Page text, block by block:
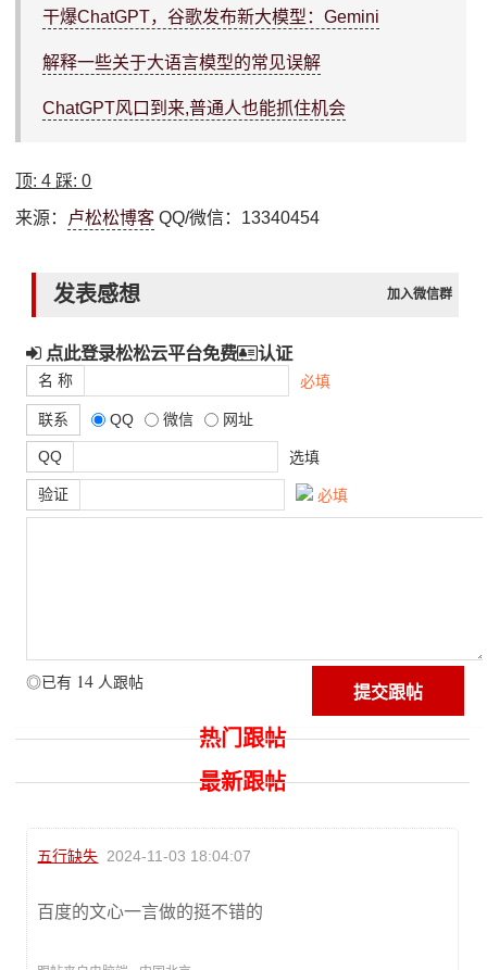
干爆ChatGPT，谷歌发布新大模型：Gemini
解释一些关于大语言模型的常见误解
ChatGPT风口到来,普通人也能抓住机会
顶:4 踩:0
来源： 卢松松博客 QQ/微信：13340454
发表感想 加入微信群
点此登录松松云平台免费 认证
名 称 必填
联系 QQ 微信 网址
QQ 选填
验证 必填
◎已有 14 人跟帖
热门跟帖
最新跟帖
五行缺失 2024-11-03 18:04:07
百度的文心一言做的挺不错的